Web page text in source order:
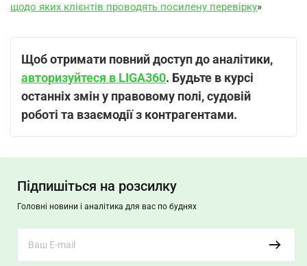
щодо яких клієнтів проводять посилену перевірку»
Щоб отримати повний доступ до аналітики,
авторизуйтеся в LIGA360. Будьте в курсі
останніх змін у правовому полі, судовій
роботі та взаємодії з контрагентами.
Підпишіться на розсилку
Головні новини і аналітика для вас по буднях